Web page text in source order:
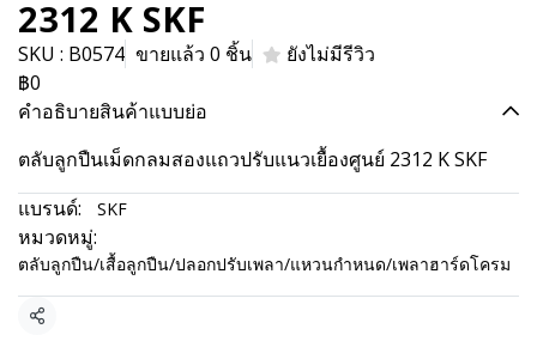
2312 K SKF
SKU : B0574 ขายแล้ว 0 ชิ้น
ยังไม่มีรีวิว
฿0
คำอธิบายสินค้าแบบย่อ
ตลับลูกปืนเม็ดกลมสองแถวปรับแนวเยื้องศูนย์ 2312 K SKF
แบรนด์:
SKF
หมวดหมู่:
ตลับลูกปืน/เสื้อลูกปืน/ปลอกปรับเพลา/แหวนกำหนด/เพลาฮาร์ดโครม
แชร์